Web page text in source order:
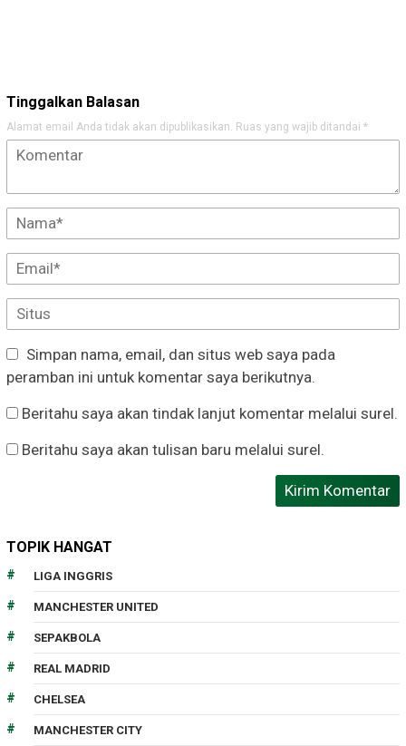
Tinggalkan Balasan
Alamat email Anda tidak akan dipublikasikan. Ruas yang wajib ditandai *
Simpan nama, email, dan situs web saya pada
peramban ini untuk komentar saya berikutnya.
Beritahu saya akan tindak lanjut komentar melalui surel.
Beritahu saya akan tulisan baru melalui surel.
TOPIK HANGAT
LIGA INGGRIS
MANCHESTER UNITED
SEPAKBOLA
REAL MADRID
CHELSEA
MANCHESTER CITY